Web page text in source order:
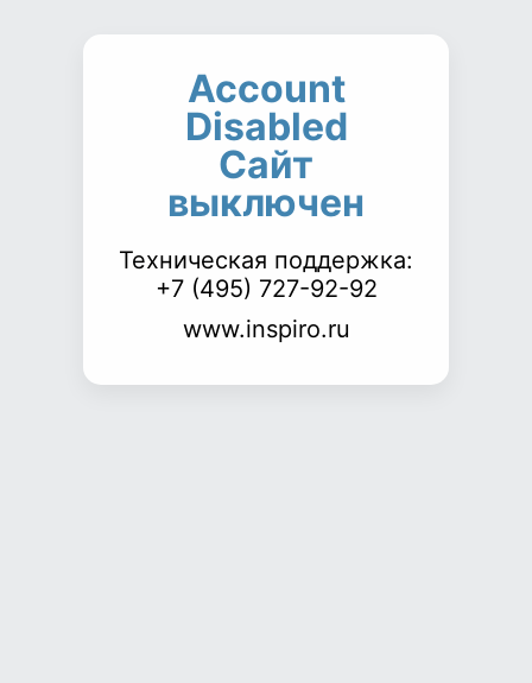
Account
Disabled
Сайт
выключен
Техническая поддержка:
+7 (495) 727-92-92
www.inspiro.ru